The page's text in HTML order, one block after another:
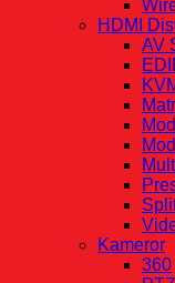
HDMI
AV
Kameror
360